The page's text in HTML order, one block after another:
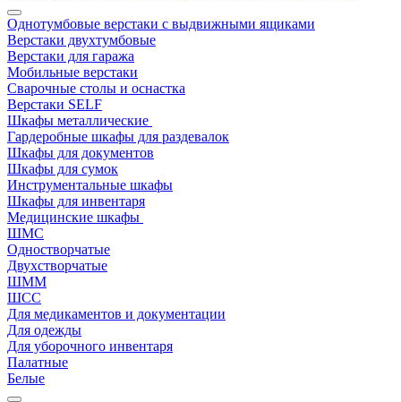
Однотумбовые верстаки с выдвижными ящиками
Верстаки двухтумбовые
Верстаки для гаража
Мобильные верстаки
Сварочные столы и оснастка
Верстаки SELF
Шкафы металлические
Гардеробные шкафы для раздевалок
Шкафы для документов
Шкафы для сумок
Инструментальные шкафы
Шкафы для инвентаря
Медицинские шкафы
ШМС
Одностворчатые
Двухстворчатые
ШММ
ШСС
Для медикаментов и документации
Для одежды
Для уборочного инвентаря
Палатные
Белые